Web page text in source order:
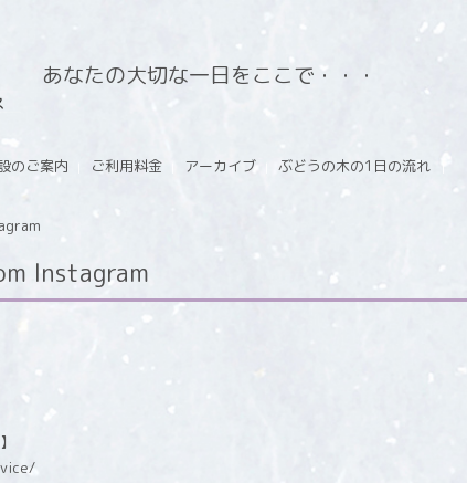
あなたの大切な一日をここで・・・
のご案内 ご利用料金 アーカイブ ぶどうの木の1日の流れ
Instagram